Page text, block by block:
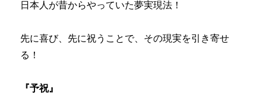
日本人が昔からやっていた夢実現法！
先に喜び、先に祝うことで、その現実を引き寄せ
る！
『予祝』